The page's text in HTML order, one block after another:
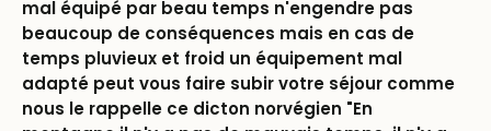
mal équipé par beau temps n'engendre pas
beaucoup de conséquences mais en cas de
temps pluvieux et froid un équipement mal
adapté peut vous faire subir votre séjour comme
nous le rappelle ce dicton norvégien "En